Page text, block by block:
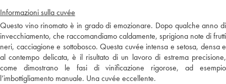
Informazioni sulla cuvée
Questo vino rinomato è in grado di emozionare. Dopo qualche anno di
invecchiamento, che raccomandiamo caldamente, sprigiona note di frutti
neri, cacciagione e sottobosco. Questa cuvée intensa e setosa, densa e
al contempo delicata, è il risultato di un lavoro di estrema precisione,
come dimostrano le fasi di vinificazione rigorose, ad esempio
l’imbottigliamento manuale. Una cuvée eccellente.